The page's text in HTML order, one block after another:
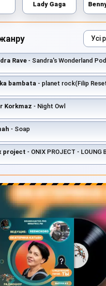
Lady Gaga
Усі
Rave - Sandra's Wonderland
bambata - planet rock(Filip
Korkmaz - Night Owl
- Soap
project - ONIX PROJECT - LOUNG BAR